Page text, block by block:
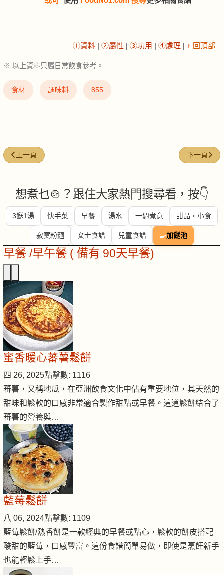
①資料 | ②屬性 | ③功用 | ④處理 | ↑ 回頂部
※ 以上資料只屬日常飲食參考。
食材 調味料 855
上一篇文章: 淮山 (chinese-yam)
上一頁 下一篇文
下一頁
想煮乜🍲？跟住大家熱門搜尋看，按👇
3餸1湯 快手菜 早餐 湯水 一週煮意 甜品・小食
寂寞粉麵 女士食譜 兒童食譜 🍳加餸池
早餐 /早午餐 ( 備有 90天早餐)
蜜香暖心蕃薯鬆餅
四 26, 2025點擊數: 1116
蕃薯，又稱地瓜，在亞洲飲食文化中佔有重要地位，其天然的
甜味和鬆軟的口感非常適合製作甜點或早餐。這道鬆餅結合了
蕃薯的營養與…
藍莓鬆餅
八 06, 2024點擊數: 1109
藍莓鬆餅/熱香餅是一款經典的早餐或點心，鬆軟的餅皮搭配
酸甜的藍莓，口感豐富。這份食譜簡單易做，即使是烹飪新手
也能輕鬆上手…